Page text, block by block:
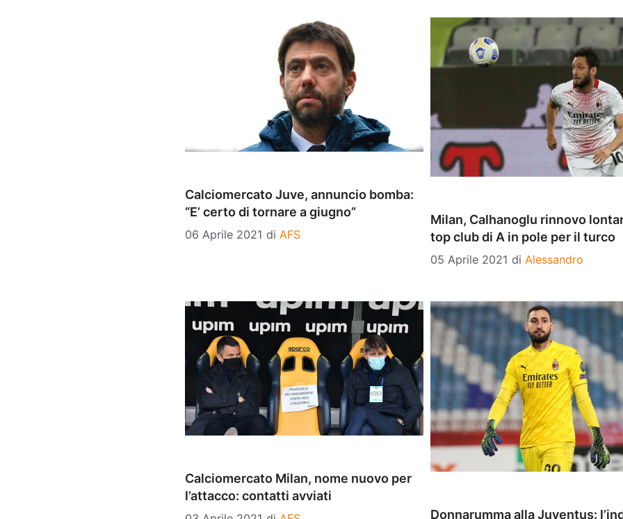
Calciomercato Juve, annuncio bomba:
“E’ certo di tornare a giugno”
06 Aprile 2021 di AFS
Milan, Calhanoglu rinnovo
top club di A in pole per il turco
05 Aprile 2021 di Alessandro
Calciomercato Milan, nome nuovo per
l’attacco: contatti avviati
Donnarumma alla Juventus: